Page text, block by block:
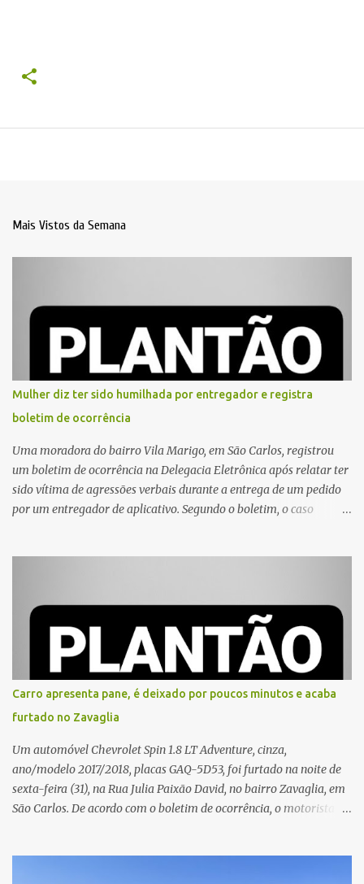
Mais Vistos da Semana
Mulher diz ter sido humilhada por entregador e registra
boletim de ocorrência
Uma moradora do bairro Vila Marigo, em São Carlos, registrou
um boletim de ocorrência na Delegacia Eletrônica após relatar ter
sido vítima de agressões verbais durante a entrega de um pedido
por um entregador de aplicativo. Segundo o boletim, o caso
proximidades. Ainda conforme o registro policial, a vítima relatou
que, ao receber a entrega, voltou a ser ofendida com palavras de
baixo calão e insultos. Ela informou à Polícia Civil que mora
sozinha e que se sentiu ameaçada, coagida e humilhada com a
situação. Fonte: São Carlos Agora
Carro apresenta pane, é deixado por poucos minutos e acaba
furtado no Zavaglia
Um automóvel Chevrolet Spin 1.8 LT Adventure, cinza,
ano/modelo 2017/2018, placas GAQ-5D53, foi furtado na noite de
sexta-feira (31), na Rua Julia Paixão David, no bairro Zavaglia, em
São Carlos. De acordo com o boletim de ocorrência, o motorista